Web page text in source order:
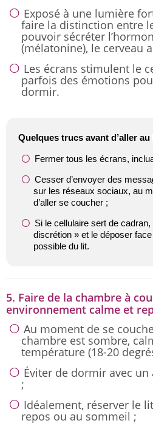
Exposé à une lumière
faire la distinction entre
pouvoir sécréter
(mélatonine), le cerveau
Les écrans stimulent le
parfois des émotions
dormir.
Quelques trucs avant d’aller au
Fermer tous les écrans,
Cesser d’envoyer des
sur les réseaux sociaux, au
d’aller se coucher ;
Si le cellulaire sert de
discrétion » et le déposer
possible du lit.
5. Faire de la chambre à
environnement calme et
Au moment de se
chambre est sombre,
température (18-20
Éviter de dormir avec
;
Idéalement, réserver le
repos ou au sommeil ;